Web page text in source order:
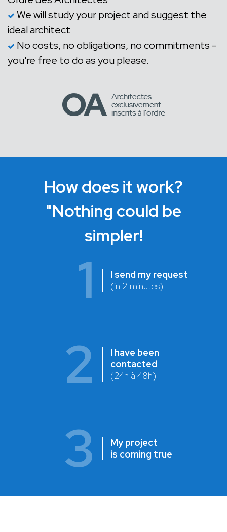
We will study your project and suggest the
ideal architect
No costs, no obligations, no commitments -
you're free to do as you please.
How does it work?
"Nothing could be
simpler!
1
I send my request
(in 2 minutes)
2
I have been
contacted
(24h à 48h)
3
My project
is coming true